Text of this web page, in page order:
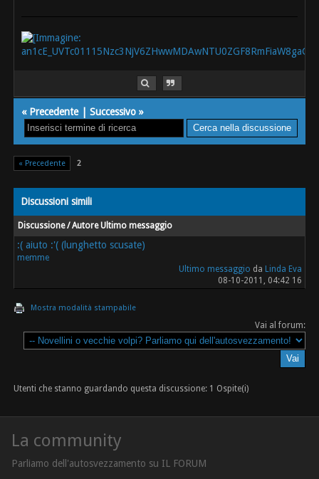
« Precedente|Successivo »
« Precedente 2
Discussioni simili
Discussione / Autore Ultimo messaggio
:( aiuto :'( (lunghetto scusate)
memme
Ultimo messaggio da Linda Eva
08-10-2011, 04:42 16
Mostra modalità stampabile
Vai al forum:
Utenti che stanno guardando questa discussione: 1 Ospite(i)
La community
Parliamo dell'autosvezzamento su IL FORUM